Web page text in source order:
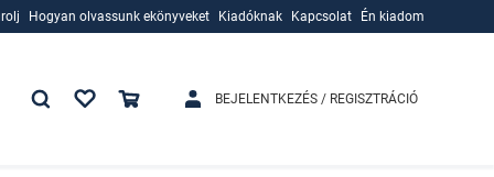
Hogyan olvassunk ekönyveket
Kiadóknak
Kapcsolat Én kiadom
BEJELENTKEZÉS / REGISZTRÁCIÓ